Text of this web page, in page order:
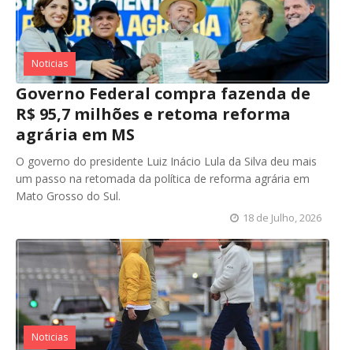
Noticias
Governo Federal compra fazenda de
R$ 95,7 milhões e retoma reforma
agrária em MS
O governo do presidente Luiz Inácio Lula da Silva deu mais
um passo na retomada da política de reforma agrária em
Mato Grosso do Sul.
18 de Julho, 2026
Noticias